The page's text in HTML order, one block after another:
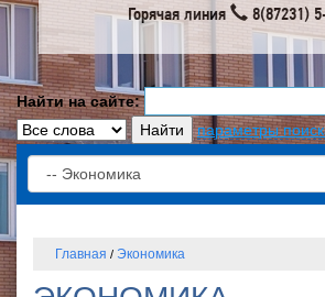
Горячая линия
8(87231)
Найти на сайте:
параметры
Главная / Экономика